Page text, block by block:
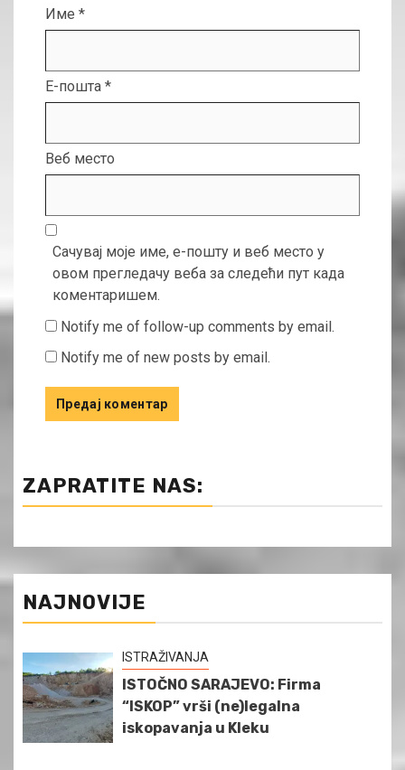
Име *
Е-пошта *
Веб место
Сачувај моје име, е-пошту и веб место у
овом прегледачу веба за следећи пут када
коментаришем.
Notify me of follow-up comments by email.
Notify me of new posts by email.
ZAPRATITE NAS:
NAJNOVIJE
ISTRAŽIVANJA
ISTOČNO SARAJEVO: Firma
“ISKOP” vrši (ne)legalna
iskopavanja u Kleku